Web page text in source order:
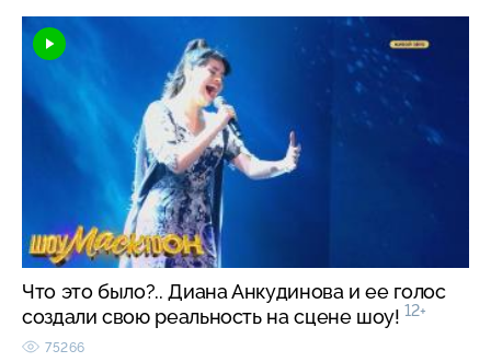
Что это было?.. Диана Анкудинова и ее голос
создали свою реальность на сцене шоу! 12+
75266